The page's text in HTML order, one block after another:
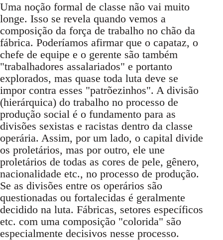
Uma noção formal de classe não vai muito
longe. Isso se revela quando vemos a
composição da força de trabalho no chão da
fábrica. Poderíamos afirmar que o capataz, o
chefe de equipe e o gerente são também
"trabalhadores assalariados" e portanto
explorados, mas quase toda luta deve se
impor contra esses "patrõezinhos". A divisão
(hierárquica) do trabalho no processo de
produção social é o fundamento para as
divisões sexistas e racistas dentro da classe
operária. Assim, por um lado, o capital divide
os proletários, mas por outro, ele une
proletários de todas as cores de pele, gênero,
nacionalidade etc., no processo de produção.
Se as divisões entre os operários são
questionadas ou fortalecidas é geralmente
decidido na luta. Fábricas, setores específicos
etc. com uma composição "colorida" são
especialmente decisivos nesse processo.